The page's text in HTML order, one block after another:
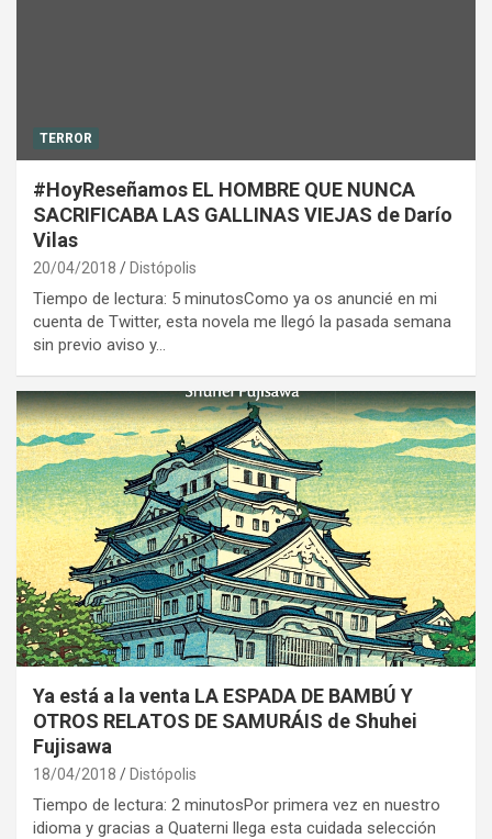
TERROR
#HoyReseñamos EL HOMBRE QUE NUNCA
SACRIFICABA LAS GALLINAS VIEJAS de Darío
Vilas
20/04/2018 Distópolis
Tiempo de lectura: 5 minutosComo ya os anuncié en mi
cuenta de Twitter, esta novela me llegó la pasada semana
sin previo aviso y…
Ya está a la venta LA ESPADA DE BAMBÚ Y
OTROS RELATOS DE SAMURÁIS de Shuhei
Fujisawa
18/04/2018 Distópolis
Tiempo de lectura: 2 minutosPor primera vez en nuestro
idioma y gracias a Quaterni llega esta cuidada selección